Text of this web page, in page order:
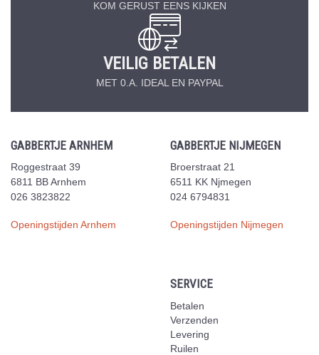
KOM GERUST EENS KIJKEN
VEILIG BETALEN
MET 0.A. IDEAL EN PAYPAL
GABBERTJE ARNHEM
Roggestraat 39
6811 BB Arnhem
026 3823822
Openingstijden Arnhem
GABBERTJE NIJMEGEN
Broerstraat 21
6511 KK Njmegen
024 6794831
Openingstijden Nijmegen
SERVICE
Betalen
Verzenden
Levering
Ruilen